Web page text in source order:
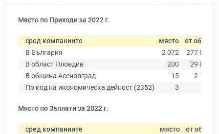
Място по Приходи за 2022 г.
сред компаниите място от общо
В България
2 072
277 019
В област Пловдив
200
29 067
В община Асеновград
15
2 168
По код на икономическа дейност (2352)
3
Място по Заплати за 2022 г.
сред компаниите място от общо